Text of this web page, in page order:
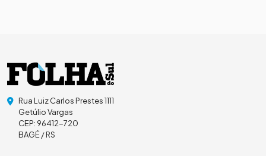
Rua Luiz Carlos Prestes 1111
Getúlio Vargas
CEP: 96412-720
BAGÉ / RS